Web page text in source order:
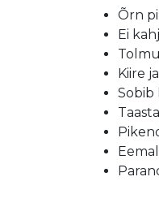
Õrn
Ei
Kiire
Sobib